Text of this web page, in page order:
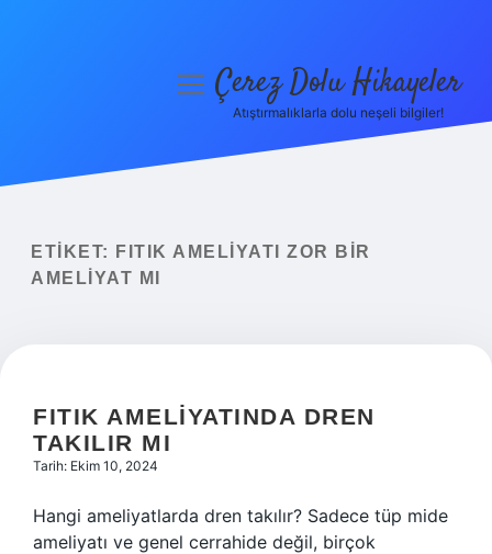
Yasal Uyarı
menüyüÇerez Dolu Hikayeler
Atıştırmalıklarla dolu neşeli bilgiler!
ETIKET:
FITIK AMELIYATI ZOR BIR
AMELIYAT MI
FITIK AMELIYATINDA DREN
TAKILIR MI
Tarih: Ekim 10, 2024
Hangi ameliyatlarda dren takılır? Sadece tüp mide
ameliyatı ve genel cerrahide değil, birçok